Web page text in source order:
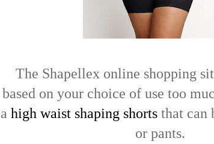
The Shapellex online shopping
based on your choice of use too
a high waist shaping shorts that can
or pants.